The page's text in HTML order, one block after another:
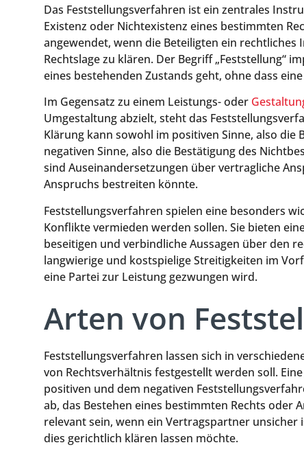
Das Feststellungsverfahren ist ein zentrales
Existenz oder Nichtexistenz eines bestimmten
angewendet, wenn die Beteiligten ein
Rechtslage zu klären. Der Begriff „Feststellung“
eines bestehenden Zustands geht, ohne dass
Im Gegensatz zu einem Leistungs- oder
Umgestaltung abzielt, steht das
Klärung kann sowohl im positiven Sinne, also die
negativen Sinne, also die Bestätigung des
sind Auseinandersetzungen über vertragliche
Anspruchs bestreiten könnte.
Feststellungsverfahren spielen eine besonders
Konflikte vermieden werden sollen. Sie bieten
beseitigen und verbindliche Aussagen über den
langwierige und kostspielige Streitigkeiten im
eine Partei zur Leistung gezwungen wird.
Arten von
Feststellungsverfahren lassen sich in
von Rechtsverhältnis festgestellt werden soll.
positiven und dem negativen
ab, das Bestehen eines bestimmten Rechts oder
relevant sein, wenn ein Vertragspartner
dies gerichtlich klären lassen möchte.